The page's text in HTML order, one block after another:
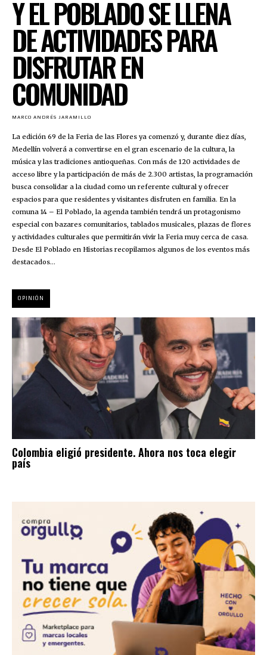
Y EL POBLADO SE LLENA
DE ACTIVIDADES PARA
DISFRUTAR EN
COMUNIDAD
MARCO ANDRÉS JARAMILLO
La edición 69 de la Feria de las Flores ya comenzó y, durante diez días,
Medellín volverá a convertirse en el gran escenario de la cultura, la
música y las tradiciones antioqueñas. Con más de 120 actividades de
acceso libre y la participación de más de 2.300 artistas, la programación
busca consolidar a la ciudad como un referente cultural y ofrecer
espacios para que residentes y visitantes disfruten en familia. En la
comuna 14 – El Poblado, la agenda también tendrá un protagonismo
especial con bazares comunitarios, tablados musicales, plazas de flores
y actividades culturales que permitirán vivir la Feria muy cerca de casa.
Desde El Poblado en Historias recopilamos algunos de los eventos más
destacados...
OPINIÓN
Colombia eligió presidente. Ahora nos toca elegir
país